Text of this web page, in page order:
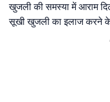
खुजली की समस्या में आराम
सूखी खुजली का इलाज करने